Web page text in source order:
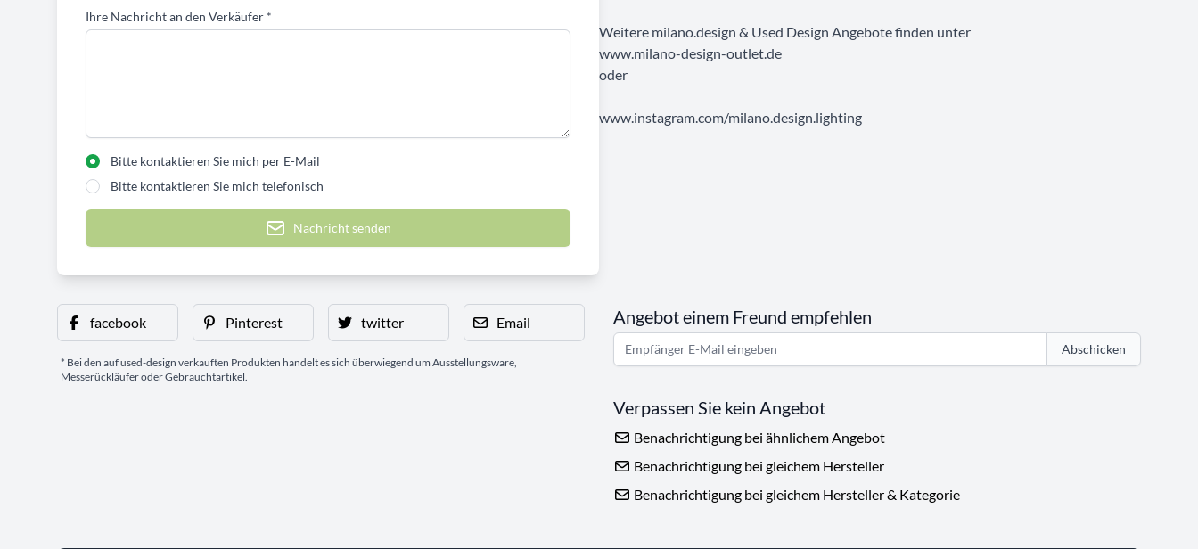
Ihre Nachricht an den Verkäufer *
Bitte kontaktieren Sie mich per E-Mail
Bitte kontaktieren Sie mich telefonisch
Nachricht senden
Weitere milano.design & Used Design Angebote finden unter
www.milano-design-outlet.de
oder
www.instagram.com/milano.design.lighting
facebook Pinterest twitter Email
* Bei den auf used-design verkauften Produkten handelt es sich überwiegend um Ausstellungsware,
Messerückläufer oder Gebrauchtartikel.
Angebot einem Freund empfehlen
Abschicken
Verpassen Sie kein Angebot
Benachrichtigung bei ähnlichem Angebot
Benachrichtigung bei gleichem Hersteller
Benachrichtigung bei gleichem Hersteller & Kategorie